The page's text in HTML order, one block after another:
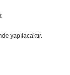
yapılacaktır.